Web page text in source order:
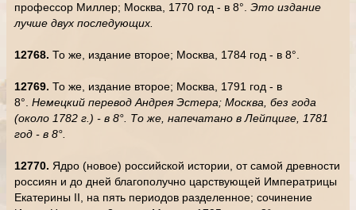
профессор Миллер; Москва, 1770 год - в 8°. Это издание
лучше двух последующих.
12768. То же, издание второе; Москва, 1784 год - в 8°.
12769. То же, издание второе; Москва, 1791 год - в
8°. Немецкий перевод Андрея Эстера; Москва, без года
(около 1782 г.) - в 8°. То же, напечатано в Лейпциге, 1781
год - в 8°.
12770. Ядро (новое) российской истории, от самой древности
россиян и до дней благополучно царствующей Императрицы
Екатерины II, на пять периодов разделенное; сочинение